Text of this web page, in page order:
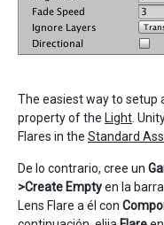
The easiest way to setup
property of the Light .
Flares in the Standard
De lo contrario, cree un
>Create Emptyen la
Lens Flare a él con